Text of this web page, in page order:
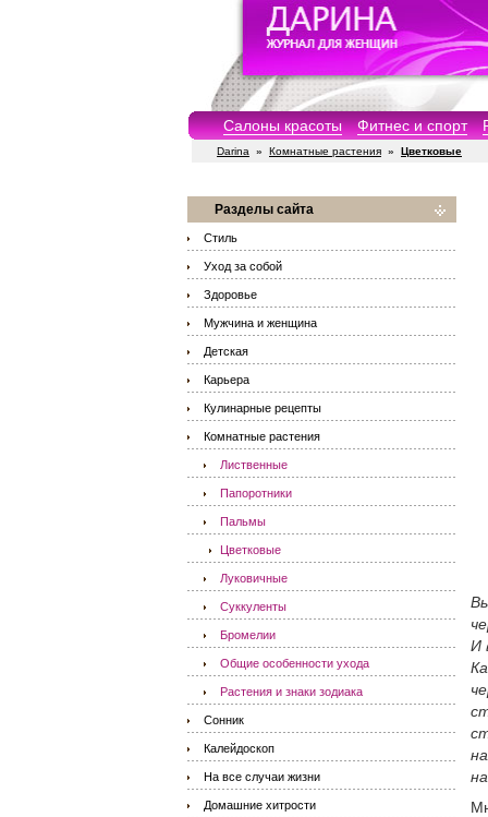
Салоны красоты Фитнес и спорт
Darina » Комнатные растения » Цветковые
Разделы сайта
Стиль
Уход за собой
Здоровье
Мужчина и женщина
Детская
Карьера
Кулинарные рецепты
Комнатные растения
Лиственные
Папоротники
Пальмы
Цветковые
Луковичные
Суккуленты
Бромелии
Общие особенности ухода
Растения и знаки зодиака
Сонник
Калейдоскоп
На все случаи жизни
Домашние хитрости
И